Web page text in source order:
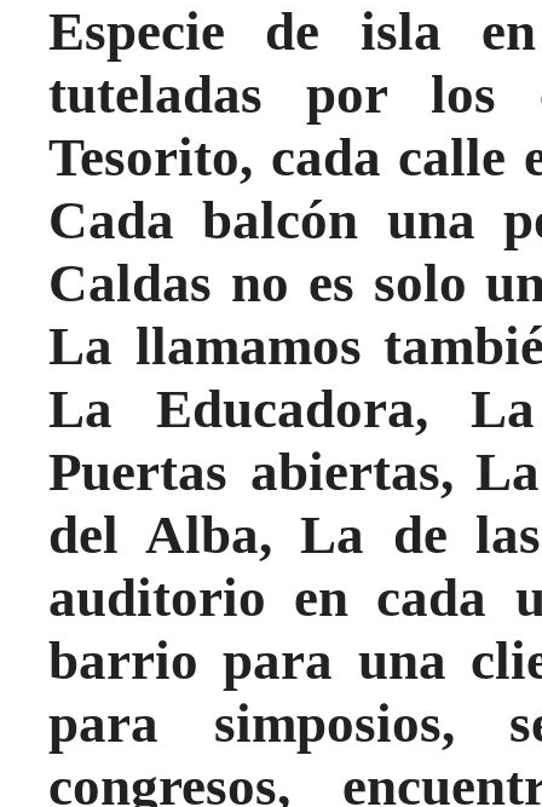
Especie de isla
tuteladas por los
Tesorito, cada calle
Cada balcón una
Caldas no es solo
La llamamos
La Educadora,
Puertas abiertas,
del Alba, La de
auditorio en cada
barrio para una
para simposios,
congresos,